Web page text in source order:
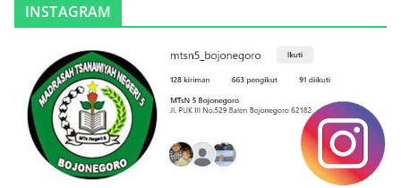
INSTAGRAM